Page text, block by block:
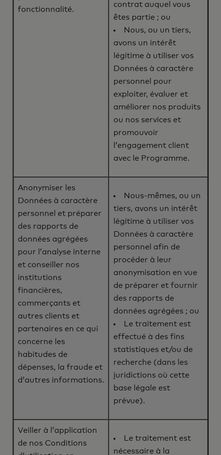
fonctionnalité.
contrat auquel vous
êtes partie ; ou
Nous, ou un tiers,
avons un intérêt
légitime à utiliser vos
Données à caractère
personnel pour
exploiter, évaluer et
améliorer nos produits
ou nos services et
promouvoir
l’engagement client
avec le Programme.
Anonymiser les
Données à caractère
personnel et préparer
des rapports de
données agrégées
pour l’analyse interne
et conseiller nos
institutions
financières,
commerçants et
autres clients et
partenaires en ce qui
concerne les
habitudes de
dépenses, la fraude et
d’autres informations.
Nous-mêmes, ou un
tiers, avons un intérêt
légitime à utiliser vos
Données à caractère
personnel afin de
procéder à leur
anonymisation en vue
de préparer et fournir
des rapports de
données agrégées ; ou
Le traitement est
effectué à des fins
statistiques et/ou de
recherche (dans les
juridictions où cette
base légale est
prévue).
Veiller à l’application
de nos Conditions
Le traitement est
nécessaire à la